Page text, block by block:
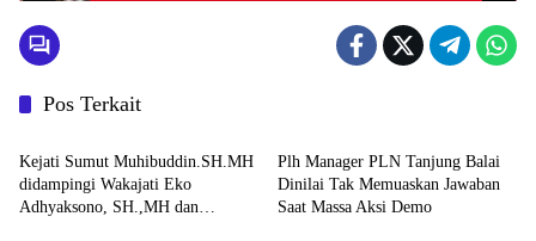
Pos Terkait
Berita
Kejati Sumut Muhibuddin.SH.MH
didampingi Wakajati Eko
Adhyaksono, SH.,MH dan
Plh Manager PLN Tanjung Balai
Dinilai Tak Memuaskan Jawaban
Saat Massa Aksi Demo
Berita Berita